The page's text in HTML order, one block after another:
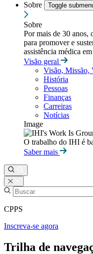
Sobre
Toggle
Sobre
Por mais de 30 anos,
para promover e
assistência médica
Visão geral
Visão, Missão,
História
Pessoas
Finanças
Carreiras
Notícias
Image
O trabalho do IHI é
Saber mais
CPPS
Inscreva-se agora
Trilha de